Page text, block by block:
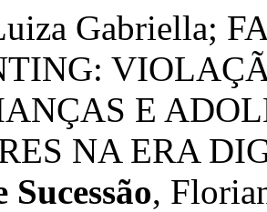
Gabriella;
E
NA ERA
,